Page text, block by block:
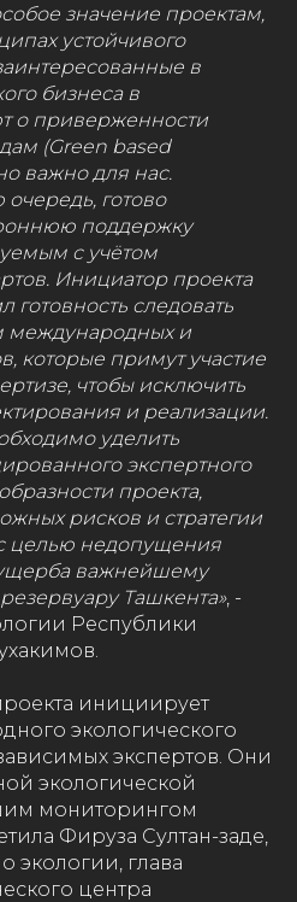
значение проектам,
устойчивого
в
бизнеса в
о приверженности
(Green based
важно для нас.
готово
поддержку
с учётом
Инициатор проекта
готовность следовать
международных и
которые примут участие
чтобы исключить
и реализации.
уделить
экспертного
проекта,
рисков и стратегии
целью недопущения
важнейшему
Ташкента», -
Республики
инициирует
экологического
экспертов. Они
экологической
мониторингом
Фируза Султан-заде,
экологии, глава
центра